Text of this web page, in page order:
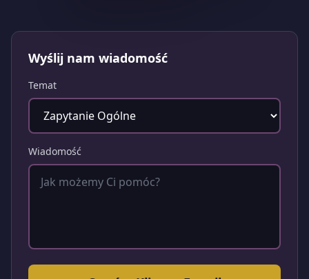
Wyślij nam wiadomość
Temat
Wiadomość